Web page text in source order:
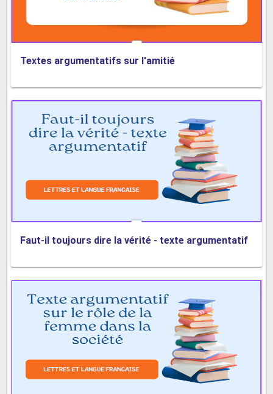
Textes argumentatifs sur l'amitié
Faut-il toujours dire la vérité - texte argumentatif